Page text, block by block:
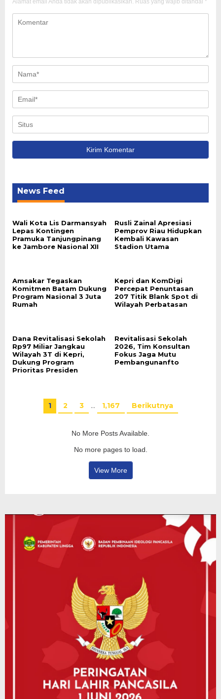
News Feed
Wali Kota Lis Darmansyah
Lepas Kontingen
Pramuka Tanjungpinang
ke Jambore Nasional XII
Rusli Zainal Apresiasi
Pemprov Riau Hidupkan
Kembali Kawasan
Stadion Utama
Amsakar Tegaskan
Komitmen Batam Dukung
Program Nasional 3 Juta
Rumah
Kepri dan KomDigi
Percepat Penuntasan
207 Titik Blank Spot di
Wilayah Perbatasan
Dana Revitalisasi Sekolah
Rp97 Miliar Jangkau
Wilayah 3T di Kepri,
Dukung Program
Prioritas Presiden
Revitalisasi Sekolah
2026, Tim Konsultan
Fokus Jaga Mutu
Pembangunanfto
1 2 3 … 1,167 Berikutnya
No More Posts Available.
No more pages to load.
View More